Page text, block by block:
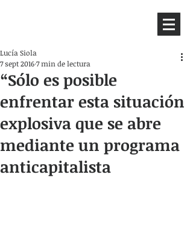
“Sólo es posible
enfrentar esta situación
explosiva que se abre
mediante un programa
anticapitalista
Lucía Siola
7 sept 20167 min de lectura